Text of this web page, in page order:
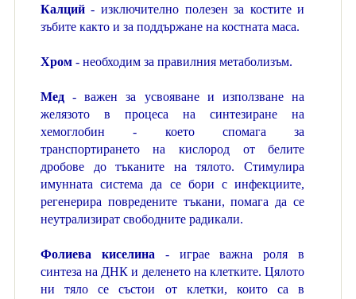
Калций- изключително полезен за костите и
зъбите както и за поддържане на костната маса.
Хром- необходим за правилния метаболизъм.
Мед- важен за усвояване и използване на
желязото в процеса на синтезиране на
хемоглобин - което спомага за
транспортирането на кислород от белите
дробове до тъканите на тялото. Стимулира
имунната система да се бори с инфекциите,
регенерира повредените тъкани, помага да се
неутрализират свободните радикали.
Фолиева киселина - играе важна роля в
синтеза на ДНК и деленето на клетките. Цялото
ни тяло се състои от клетки, които са в